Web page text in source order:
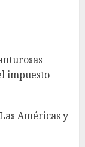
impuesto
Américas y